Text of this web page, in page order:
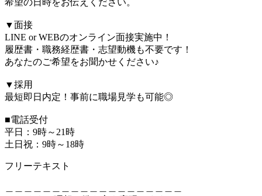
▼面接
LINE or WEBのオンライン面接実施中！
履歴書・職務経歴書・志望動機も不要です！
あなたのご希望をお聞かせください♪
▼採用
最短即日内定！事前に職場見学も可能◎
■電話受付
平日：9時～21時
土日祝：9時～18時
フリーテキスト